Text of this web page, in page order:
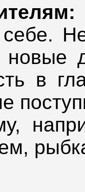
себе.
новые
в